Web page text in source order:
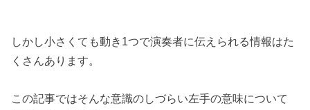
しかし小さくても動き1つで演奏者に伝えられる情報はた
くさんあります。
この記事ではそんな意識のしづらい左手の意味について